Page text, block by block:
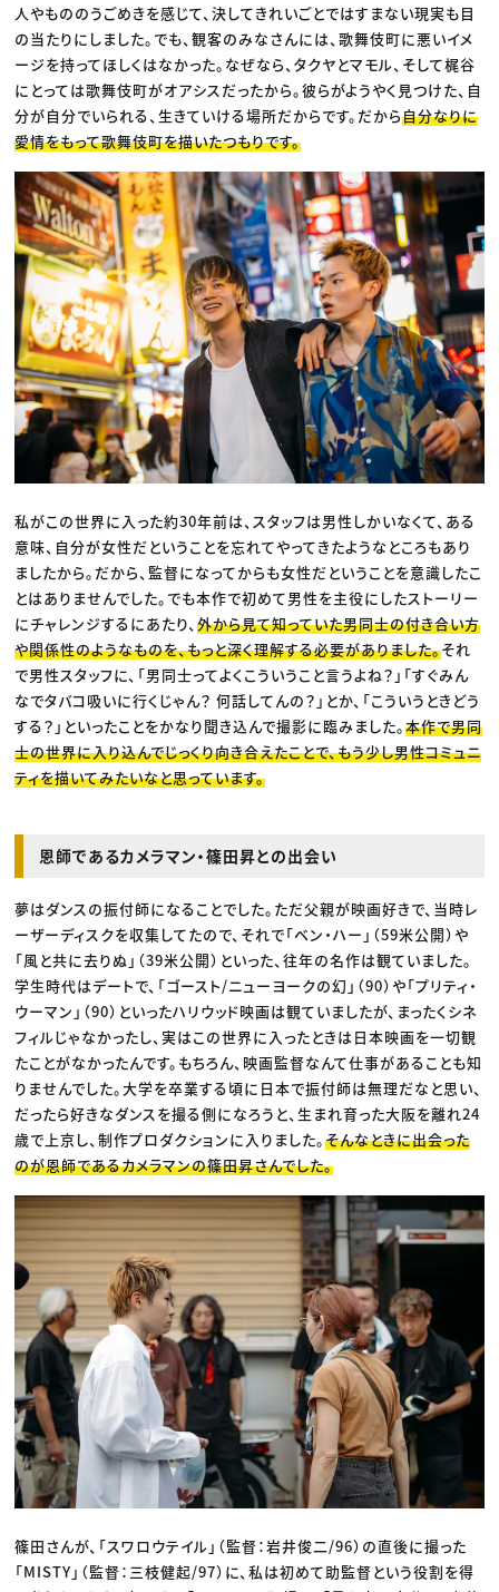
人やもののうごめきを感じて、決してきれいごとではすまない現実も目
の当たりにしました。でも、観客のみなさんには、歌舞伎町に悪いイメ
ージを持ってほしくはなかった。なぜなら、タクヤとマモル、そして梶谷
にとっては歌舞伎町がオアシスだったから。彼らがようやく見つけた、自
分が自分でいられる、生きていける場所だからです。だから自分なりに
愛情をもって歌舞伎町を描いたつもりです。
私がこの世界に入った約30年前は、スタッフは男性しかいなくて、ある
意味、自分が女性だということを忘れてやってきたようなところもあり
ましたから。だから、監督になってからも女性だということを意識したこ
とはありませんでした。でも本作で初めて男性を主役にしたストーリー
にチャレンジするにあたり、外から見て知っていた男同士の付き合い方
や関係性のようなものを、もっと深く理解する必要がありました。それ
で男性スタッフに、「男同士ってよくこういうこと言うよね？」「すぐみん
なでタバコ吸いに行くじゃん？ 何話してんの？」とか、「こういうときどう
する？」といったことをかなり聞き込んで撮影に臨みました。本作で男同
士の世界に入り込んでじっくり向き合えたことで、もう少し男性コミュニ
ティを描いてみたいなと思っています。
恩師であるカメラマン・篠田昇との出会い
夢はダンスの振付師になることでした。ただ父親が映画好きで、当時レ
ーザーディスクを収集してたので、それで「ベン・ハー」（59米公開）や
「風と共に去りぬ」（39米公開）といった、往年の名作は観ていました。
学生時代はデートで、「ゴースト/ニューヨークの幻」（90）や「プリティ・
ウーマン」（90）といったハリウッド映画は観ていましたが、まったくシネ
フィルじゃなかったし、実はこの世界に入ったときは日本映画を一切観
たことがなかったんです。もちろん、映画監督なんて仕事があることも知
りませんでした。大学を卒業する頃に日本で振付師は無理だなと思い、
だったら好きなダンスを撮る側になろうと、生まれ育った大阪を離れ24
歳で上京し、制作プロダクションに入りました。そんなときに出会った
のが恩師であるカメラマンの篠田昇さんでした。
篠田さんが、「スワロウテイル」（監督：岩井俊二/96）の直後に撮った
「MISTY」（監督：三枝健起/97）に、私は初めて助監督という役割を得